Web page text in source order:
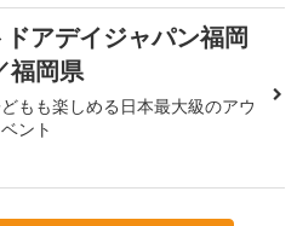
ドアデイジャパン福岡
福岡県
もも楽しめる日本最大級のアウ
ント